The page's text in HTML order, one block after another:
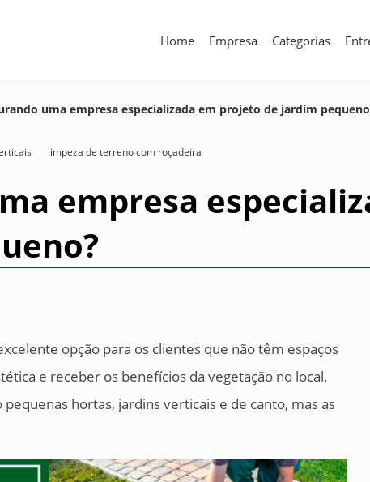
Home Empresa Categorias
uma empresa especializada em projeto de jardim
limpeza de terreno com roçadeira
empresa
opção para os clientes que não têm espaços
e receber os benefícios da vegetação no local.
hortas, jardins verticais e de canto, mas as